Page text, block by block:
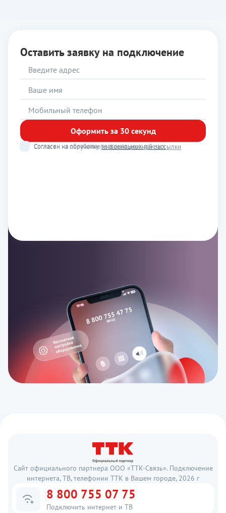
Оставить заявку на подключение
Оформить за 30 секунд
Согласен на обработкуперсональных данных
Согласен на получениеинформационной рассылки
Сайт официального партнера ООО «ТТК-Связь». Подключение
интернета, ТВ, телефонии ТТК в Вашем городе, 2026 г
8 800 755 07 75
Подключить интернет и ТВ